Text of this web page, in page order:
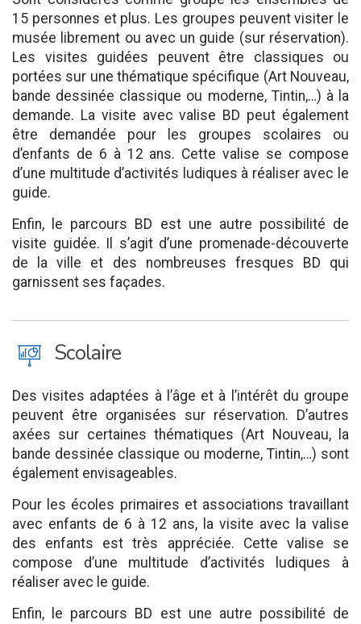
15 personnes et plus. Les groupes peuvent visiter le
musée librement ou avec un guide (sur réservation).
Les visites guidées peuvent être classiques ou
portées sur une thématique spécifique (Art Nouveau,
bande dessinée classique ou moderne, Tintin,…) à la
demande. La visite avec valise BD peut également
être demandée pour les groupes scolaires ou
d’enfants de 6 à 12 ans. Cette valise se compose
d’une multitude d’activités ludiques à réaliser avec le
guide.
Enfin, le parcours BD est une autre possibilité de
visite guidée. Il s’agit d’une promenade-découverte
de la ville et des nombreuses fresques BD qui
garnissent ses façades.
J Scolaire
Des visites adaptées à l’âge et à l’intérêt du groupe
peuvent être organisées sur réservation. D’autres
axées sur certaines thématiques (Art Nouveau, la
bande dessinée classique ou moderne, Tintin,…) sont
également envisageables.
Pour les écoles primaires et associations travaillant
avec enfants de 6 à 12 ans, la visite avec la valise
des enfants est très appréciée. Cette valise se
compose d’une multitude d’activités ludiques à
réaliser avec le guide.
Enfin, le parcours BD est une autre possibilité de